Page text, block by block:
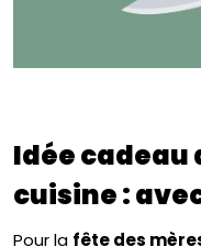
Idée cadeau
cuisine :
Pour la fête des